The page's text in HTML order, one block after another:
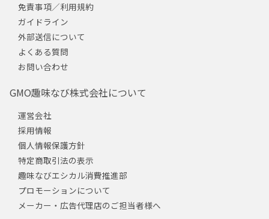
免責事項／利用規約
ガイドライン
外部送信について
よくある質問
お問い合わせ
GMO趣味なび株式会社について
運営会社
採用情報
個人情報保護方針
特定商取引法の表示
趣味なびエシカル消費推進部
プロモーションについて
メーカー・広告代理店のご担当者様へ